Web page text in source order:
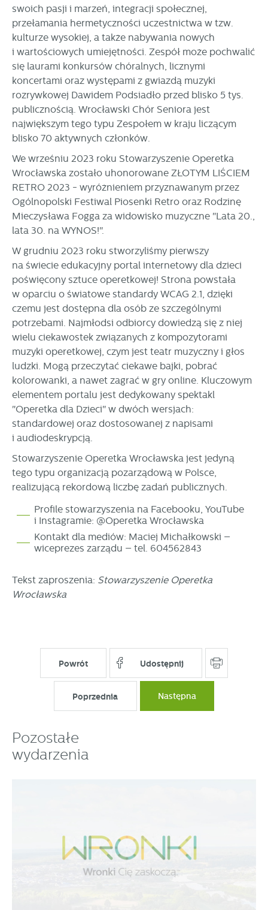
swoich pasji i marzeń, integracji społecznej,
przełamania hermetyczności uczestnictwa w tzw.
kulturze wysokiej, a także nabywania nowych
i wartościowych umiejętności. Zespół może pochwalić
się laurami konkursów chóralnych, licznymi
koncertami oraz występami z gwiazdą muzyki
rozrywkowej Dawidem Podsiadło przed blisko 5 tys.
publicznością. Wrocławski Chór Seniora jest
największym tego typu Zespołem w kraju liczącym
blisko 70 aktywnych członków. ​
We wrześniu 2023 roku Stowarzyszenie Operetka
Wrocławska zostało uhonorowane ZŁOTYM LIŚCIEM
RETRO 2023 - wyróżnieniem przyznawanym przez
Ogólnopolski Festiwal Piosenki Retro oraz Rodzinę
Mieczysława Fogga za widowisko muzyczne "Lata 20.,
lata 30. na WYNOS!". ​
W grudniu 2023 roku stworzyliśmy pierwszy
na świecie edukacyjny portal internetowy dla dzieci
poświęcony sztuce operetkowej! Strona powstała
w oparciu o światowe standardy WCAG 2.1, dzięki
czemu jest dostępna dla osób ze szczególnymi
potrzebami. Najmłodsi odbiorcy dowiedzą się z niej
wielu ciekawostek związanych z kompozytorami
muzyki operetkowej, czym jest teatr muzyczny i głos
ludzki. Mogą przeczytać ciekawe bajki, pobrać
kolorowanki, a nawet zagrać w gry online. Kluczowym
elementem portalu jest dedykowany spektakl
"Operetka dla Dzieci" w dwóch wersjach:
standardowej oraz dostosowanej z napisami
i audiodeskrypcją.
Stowarzyszenie Operetka Wrocławska jest jedyną
tego typu organizacją pozarządową w Polsce,
realizującą rekordową liczbę zadań publicznych.
Profile stowarzyszenia na Facebooku, YouTube
i Instagramie: @Operetka Wrocławska
Kontakt dla mediów: Maciej Michałkowski –
wiceprezes zarządu – tel. 604562843
Tekst zaproszenia: Stowarzyszenie Operetka
Wrocławska
Powrót Udostępnij
Poprzednia Następna
Pozostałe
wydarzenia